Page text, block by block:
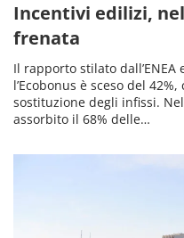
Incentivi edilizi,
frenata
Il rapporto stilato
l’Ecobonus è sceso del
sostituzione degli infissi.
assorbito il 68% delle…